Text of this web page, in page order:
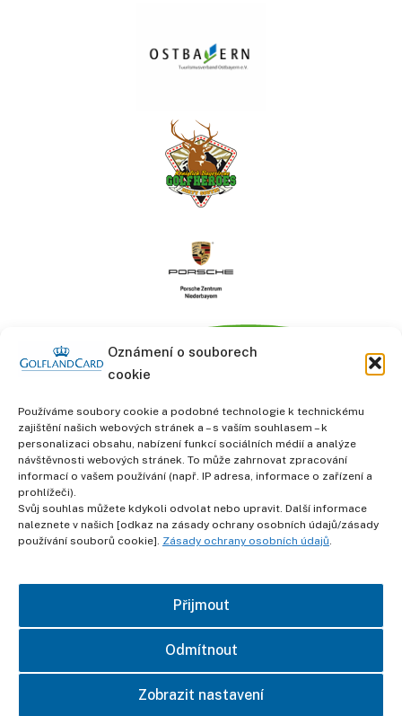
Oznámení o souborech
cookie
Používáme soubory cookie a podobné technologie k technickému
zajištění našich webových stránek a – s vaším souhlasem – k
personalizaci obsahu, nabízení funkcí sociálních médií a analýze
návštěvnosti webových stránek. To může zahrnovat zpracování
informací o vašem používání (např. IP adresa, informace o zařízení a
prohlížeči).
Svůj souhlas můžete kdykoli odvolat nebo upravit. Další informace
naleznete v našich [odkaz na zásady ochrany osobních údajů/zásady
používání souborů cookie]. Zásady ochrany osobních údajů.
Přijmout
Odmítnout
Zobrazit nastavení
informace
Obchodní podmínky
Ochrana osobních údajů